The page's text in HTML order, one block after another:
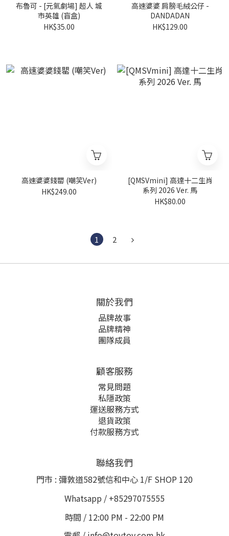
布魯可 - [元氣劇場] 超人 城
市英雄 (盲盒)
HK$35.00
高速婆婆 肩膀毛絨公仔 -
DANDADAN
HK$129.00
高速婆婆錢罌 (嘲笑Ver)
HK$249.00
[QMSVmini] 高達十二生肖
系列 2026 Ver. 馬
HK$80.00
1 2
關於我們
品牌故事
品牌精神
團隊成員
顧客服務
常見問題
私隱政策
運送服務方式
退貨政策
付款服務方式
聯絡我們
門市 : 彌敦道582號信和中心 1/F SHOP 120
Whatsapp / +85297075555
時間 / 12:00 PM - 22:00 PM